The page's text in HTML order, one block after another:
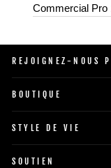
Commercial Pro
REJOIGNEZ-NOUS
BOUTIQUE
STYLE DE VIE
SOUTIEN